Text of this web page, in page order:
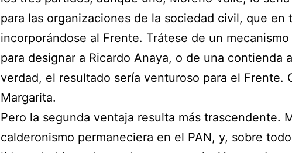
para las organizaciones de la sociedad civil, que en
incorporándose al Frente. Trátese de un mecanismo
para designar a Ricardo Anaya, o de una contienda
verdad, el resultado sería venturoso para el Frente.
Margarita.
Pero la segunda ventaja resulta más trascendente.
calderonismo permaneciera en el PAN, y, sobre